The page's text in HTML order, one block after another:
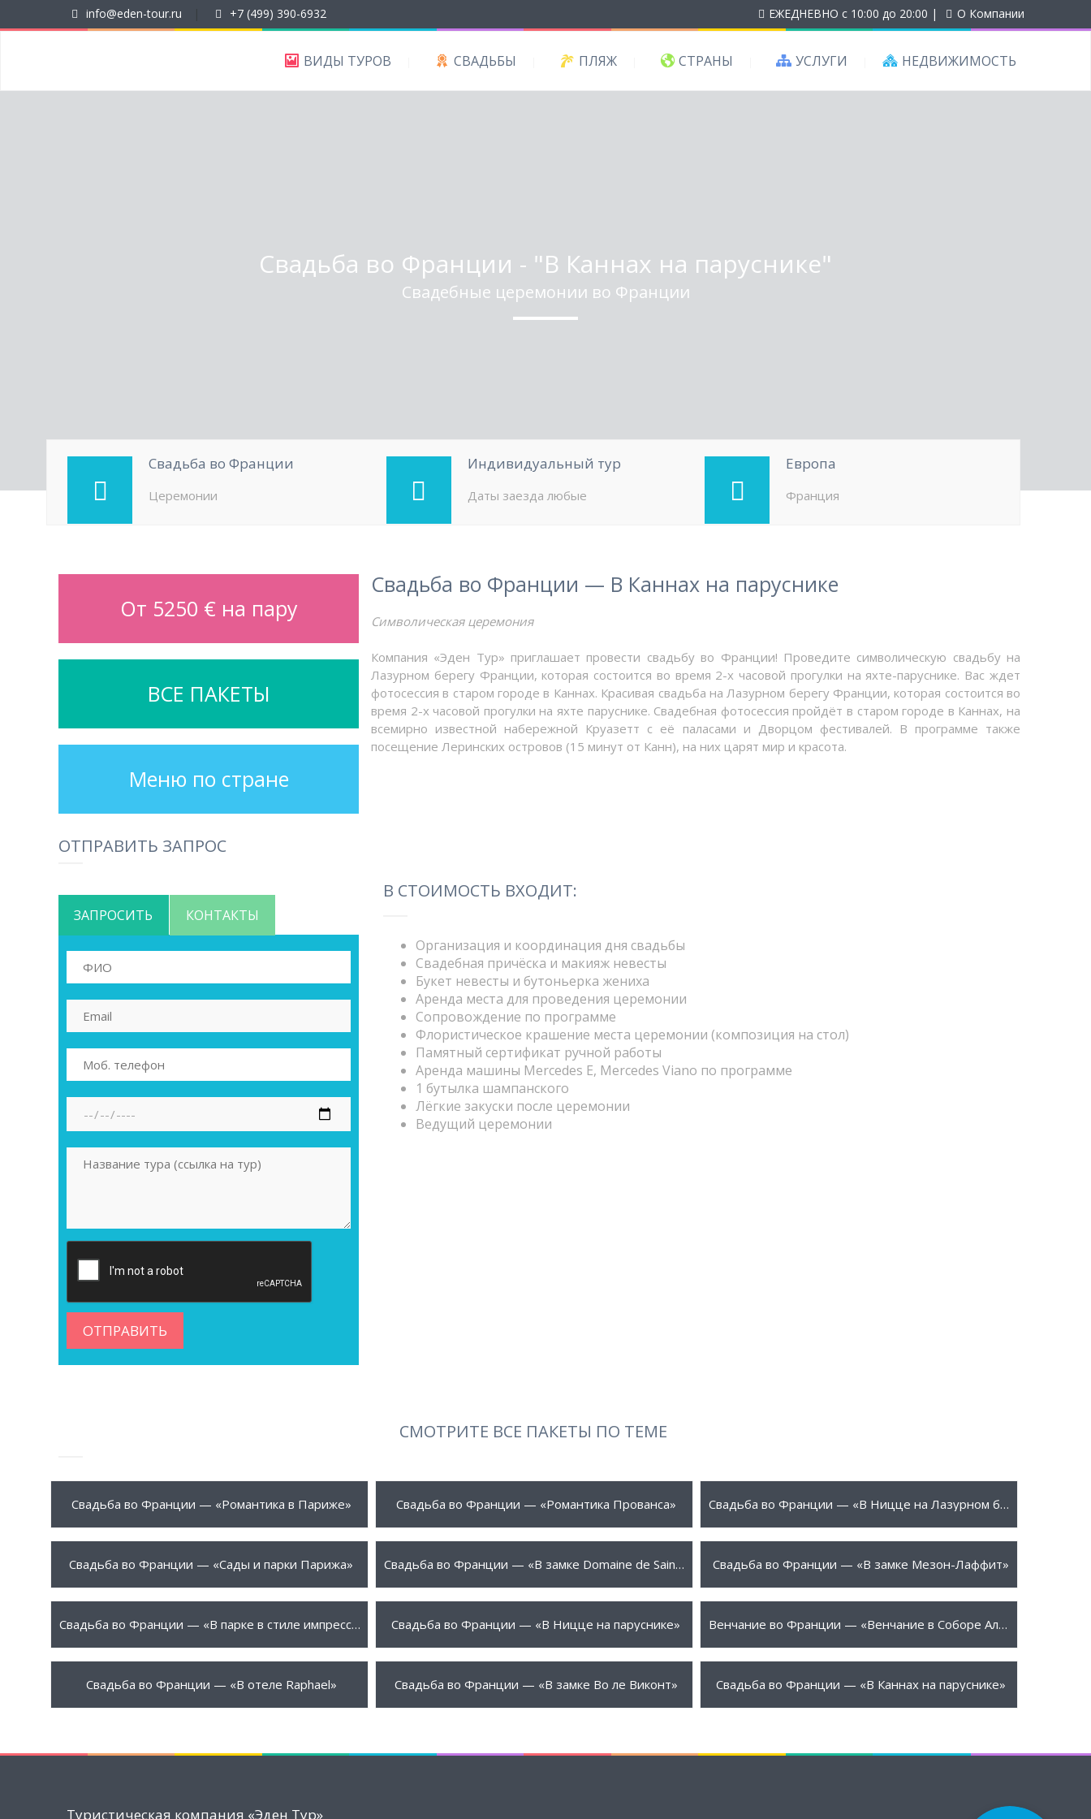
info@eden-tour.ru +7 (499) 390-6932 ЕЖЕДНЕВНО с 10:00 до 20:00 | О Компании
ВИДЫ ТУРОВ СВАДЬБЫ ПЛЯЖ СТРАНЫ УСЛУГИ НЕДВИЖИМОСТЬ
Свадьба во Франции - "В Каннах на паруснике"
Свадебные церемонии во Франции
Свадьба во Франции
Церемонии
Индивидуальный тур
Даты заезда любые
Европа
Франция
От 5250 € на пару
ВСЕ ПАКЕТЫ
Меню по стране
Свадьба во Франции — В Каннах на паруснике
Символическая церемония
Компания «Эден Тур» приглашает провести свадьбу во Франции! Проведите символическую свадьбу на
Лазурном берегу Франции, которая состоится во время 2-х часовой прогулки на яхте-паруснике. Вас ждет
фотосессия в старом городе в Каннах. Красивая свадьба на Лазурном берегу Франции, которая состоится во
время 2-х часовой прогулки на яхте паруснике. Свадебная фотосессия пройдёт в старом городе в Каннах, на
всемирно известной набережной Круазетт с её паласами и Дворцом фестивалей. В программе также
посещение Леринских островов (15 минут от Канн), на них царят мир и красота.
ОТПРАВИТЬ ЗАПРОС
ЗАПРОСИТЬ КОНТАКТЫ
В СТОИМОСТЬ ВХОДИТ:
Организация и координация дня свадьбы
Свадебная причёска и макияж невесты
Букет невесты и бутоньерка жениха
Аренда места для проведения церемонии
Сопровождение по программе
Флористическое крашение места церемонии (композиция на стол)
Памятный сертификат ручной работы
Аренда машины Mercedes E, Mercedes Viano по программе
1 бутылка шампанского
Лёгкие закуски после церемонии
Ведущий церемонии
СМОТРИТЕ ВСЕ ПАКЕТЫ ПО ТЕМЕ
1750 € ПОДРОБНЕЕ
Свадьба во Франции — «Романтика в Париже» 1750 € ПОДРОБНЕЕ
Свадьба во Франции — «Романтика Прованса» 2570 € ПОДРОБНЕЕ Свадьба во Франции — «В Ницце на Лазурном берегу»
2999 € ПОДРОБНЕЕ
Свадьба во Франции — «Сады и парки Парижа» 3050 € ПОДРОБНЕЕ Свадьба во Франции — «В замке Domaine de Saint-Cloud» 3100 € ПОДРОБНЕЕ
Свадьба во Франции — «В замке Мезон-Лаффит»
3250 € ПОДРОБНЕЕ Свадьба во Франции — «В парке в стиле импрессионистов» 3300 € ПОДРОБНЕЕ
Свадьба во Франции — «В Ницце на паруснике» 3350 € ПОДРОБНЕЕ Венчание во Франции — «Венчание в Соборе Александра Невского»
3350 € ПОДРОБНЕЕ
Свадьба во Франции — «В отеле Raphael» 3970 € ПОДРОБНЕЕ
Свадьба во Франции — «В замке Во ле Виконт» 5250 € ПОДРОБНЕЕ
Свадьба во Франции — «В Каннах на паруснике»
Туристическая компания «Эден Тур»